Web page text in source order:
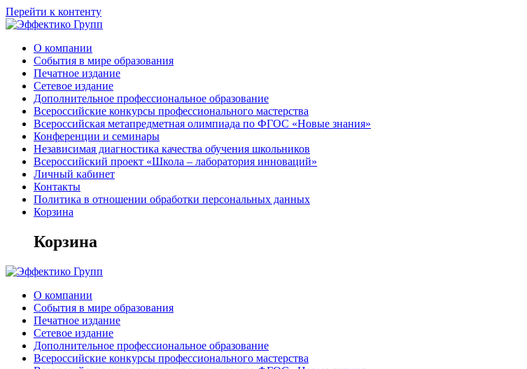
Перейти к контенту
О компании
События в мире образования
Печатное издание
Сетевое издание
Дополнительное профессиональное образование
Всероссийские конкурсы профессионального мастерства
Всероссийская метапредметная олимпиада по ФГОС «Новые знания»
Конференции и семинары
Независимая диагностика качества обучения школьников
Всероссийский проект «Школа – лаборатория инноваций»
Личный кабинет
Контакты
Политика в отношении обработки персональных данных
Корзина
Корзина
О компании
События в мире образования
Печатное издание
Сетевое издание
Дополнительное профессиональное образование
Всероссийские конкурсы профессионального мастерства